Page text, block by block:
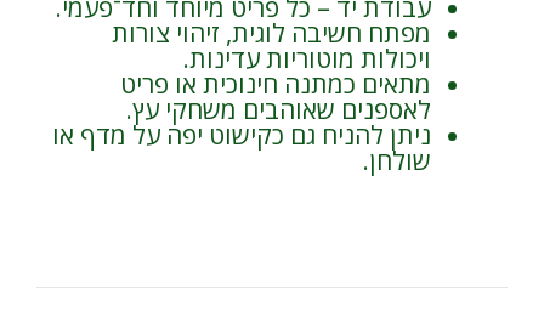
עבודת יד – כל פריט מיוחד וחד־פעמי.
מפתח חשיבה לוגית, זיהוי צורות
ויכולות מוטוריות עדינות.
מתאים כמתנה חינוכית או פריט
לאספנים שאוהבים משחקי עץ.
ניתן להניח גם כקישוט יפה על מדף או
שולחן.